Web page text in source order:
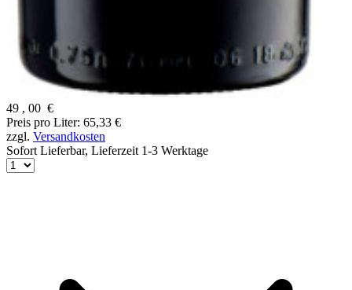
49 , 00 €
Preis pro Liter: 65,33 €
zzgl. Versandkosten
Sofort Lieferbar, Lieferzeit 1-3 Werktage